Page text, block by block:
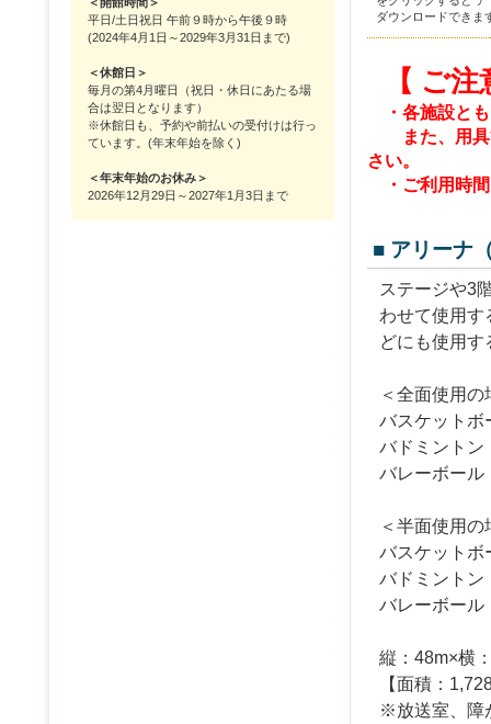
ダウンロードできま
【 ご
・各施設とも
また、用具
さい。
・ご利用時間
■ アリーナ
ステージや3
わせて使用す
どにも使用
＜全面使用の
バスケットボ
バドミントン
バレーボール
＜半面使用の
バスケットボ
バドミントン
バレーボール
縦：48m×横
【面積：
※放送室、障
平日/土日祝日 午前９時から午後９時
(2024年4月1日～2029年3月31日まで)
＜休館日＞
毎月の第4月曜日（祝日・休日にあたる場
合は翌日となります）
※休館日も、予約や前払いの受付けは行っ
ています。(年末年始を除く)
＜年末年始のお休み＞
2026年12月29日～2027年1月3日まで